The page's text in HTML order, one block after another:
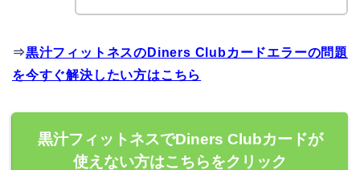
⇒黒汁フィットネスのDiners Clubカードエラーの問題
を今すぐ解決したい方はこちら
黒汁フィットネスでDiners Clubカードが
使えない方はこちらをクリック